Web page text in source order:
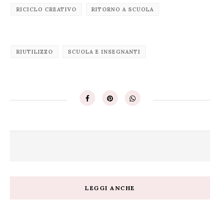
RICICLO CREATIVO RITORNO A SCUOLA
RIUTILIZZO SCUOLA E INSEGNANTI
LEGGI ANCHE